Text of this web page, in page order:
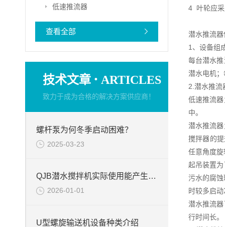
低速推流器
查看全部
技术文章 · ARTICLES
致力于成为合格的解决方案供应商！
螺杆泵为何冬季启动困难？
2025-03-23
QJB潜水搅拌机实际使用能产生的作用
2026-01-01
U型螺旋输送机设备种类介绍
4 叶轮应采
潜水推流
1、设备组
每台潜水
潜水电机
2.潜水推流
低速推流
中。
潜水推流
搅拌器的
任意角度
起吊装置
污水的腐
时较多启
潜水推流
行时间长。